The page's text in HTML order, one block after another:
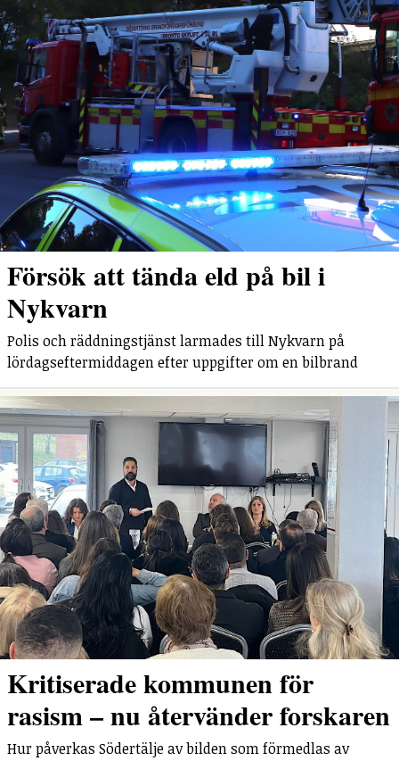
Försök att tända eld på bil i
Nykvarn
Polis och räddningstjänst larmades till Nykvarn på
lördagseftermiddagen efter uppgifter om en bilbrand
Kritiserade kommunen för
rasism – nu återvänder forskaren
Hur påverkas Södertälje av bilden som förmedlas av